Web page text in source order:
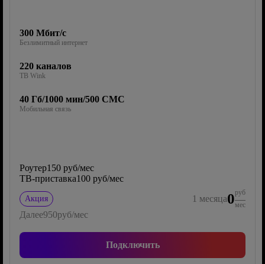
300 Мбит/с
Безлимитный интернет
220 каналов
ТВ Wink
40 Гб/1000 мин/500 СМС
Мобильная связь
Роутер150 руб/мес
ТВ-приставка100 руб/мес
Акция 1 месяца0руб
мес
Далее950руб/мес
Подключить